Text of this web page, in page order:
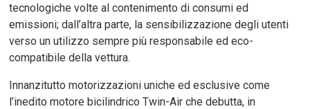
tecnologiche volte al contenimento di consumi ed
emissioni; dall’altra parte, la sensibilizzazione degli utenti
verso un utilizzo sempre più responsabile ed eco-
compatibile della vettura.
Innanzitutto motorizzazioni uniche ed esclusive come
l’inedito motore bicilindrico Twin-Air che debutta, in